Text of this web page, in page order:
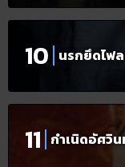
นรกยึดไฟ
กำเนิดอัศวิน